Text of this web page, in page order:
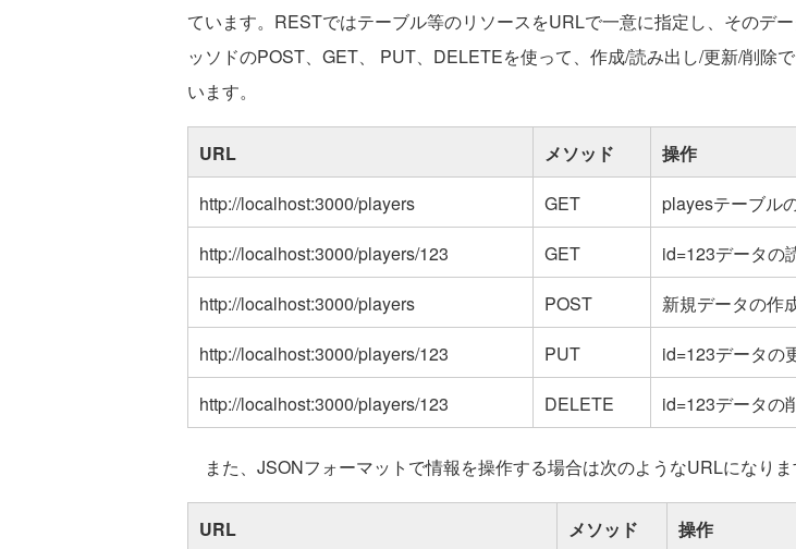
ています。RESTではテーブル等のリソースをURLで一意に指定し、そのデ
ッソドのPOST、GET、 PUT、DELETEを使って、作成/読み出し/更新/削除
います。
URL メソッド
操作
http://localhost:3000/players
GET
playesテーブル
http://localhost:3000/players/123
GET
id=123データの
http://localhost:3000/players
POST
新規データの作
http://localhost:3000/players/123
PUT
id=123データの
http://localhost:3000/players/123
DELETE id=123データの
また、JSONフォーマットで情報を操作する場合は次のようなURLになりま
URL メソッド 操作